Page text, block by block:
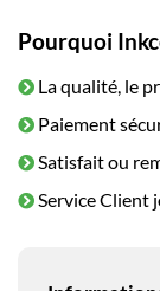
Pourquoi
La qualité, le
Paiement
Satisfait ou
Service Client